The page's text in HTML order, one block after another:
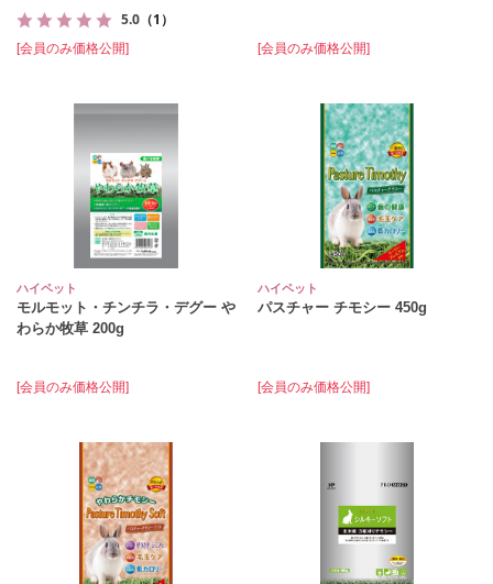
5.0 （1）
[会員のみ価格公開] [会員のみ価格公開]
ハイペット
モルモット・チンチラ・デグー や
わらか牧草 200g
[会員のみ価格公開]
ハイペット
パスチャー チモシー 450g
[会員のみ価格公開]